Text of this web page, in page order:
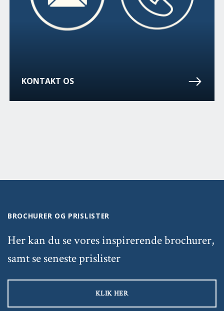
KONTAKT OS
BROCHURER OG PRISLISTER
Her kan du se vores inspirerende brochurer,
samt se seneste prislister
KLIK HER